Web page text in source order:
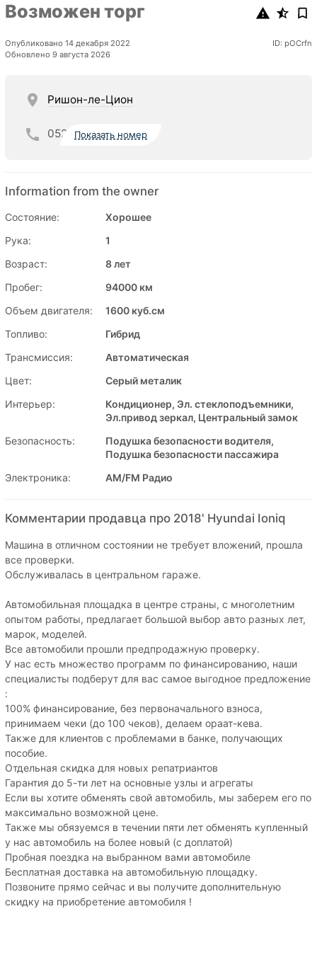
Возможен торг
Опубликовано 14 декабря 2022
Обновлено 9 августа 2026
ID: pOCrfn
Ришон-ле-Цион
052 Показать номер
Information from the owner
Состояние:
Хорошее
Рука:
1
Возраст:
8 лет
Пробег:
94000 км
Объем двигателя:
1600 куб.см
Топливо:
Гибрид
Трансмиссия:
Автоматическая
Цвет:
Серый металик
Интерьер:
Кондиционер, Эл. стеклоподъемники,
Эл.привод зеркал, Центральный замок
Безопасность:
Подушка безопасности водителя,
Подушка безопасности пассажира
Электроника:
AM/FM Радио
Комментарии продавца про 2018' Hyundai Ioniq
Машина в отличном состоянии не требует вложений, прошла
все проверки.
Обслуживалась в центральном гараже.
Автомобильная площадка в центре страны, с многолетним
опытом работы, предлагает большой выбор авто разных лет,
марок, моделей.
Все автомобили прошли предпродажную проверку.
У нас есть множество программ по финансированию, наши
специалисты подберут для вас самое выгодное предложение
:
100% финансирование, без первоначального взноса,
принимаем чеки (до 100 чеков), делаем ораат-кева.
Также для клиентов с проблемами в банке, получающих
пособие.
Отдельная скидка для новых репатриантов
Гарантия до 5-ти лет на основные узлы и агрегаты
Если вы хотите обменять свой автомобиль, мы заберем его по
максимально возможной цене.
Также мы обязуемся в течении пяти лет обменять купленный
у нас автомобиль на более новый (с доплатой)
Пробная поездка на выбранном вами автомобиле
Бесплатная доставка на автомобильную площадку.
Позвоните прямо сейчас и вы получите дополнительную
скидку на приобретение автомобиля !